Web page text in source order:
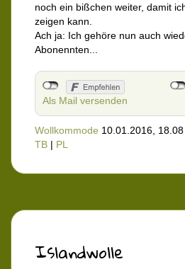
noch ein bißchen weiter, damit
zeigen kann.
Ach ja: Ich gehöre nun auch
Abonennten...
Als Mail versenden
Wollkommode 10.01.2016, 18.08
TB | PL
Islandwolle